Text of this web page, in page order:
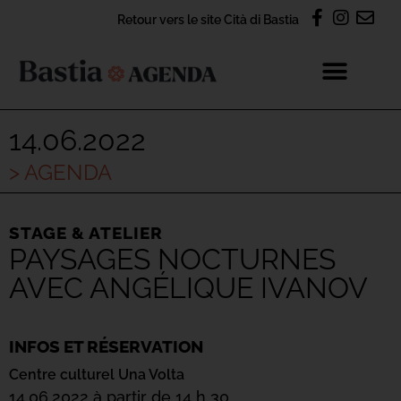
Retour vers le site Cità di Bastia
14.06.2022
> AGENDA
STAGE & ATELIER
PAYSAGES NOCTURNES
AVEC ANGÉLIQUE IVANOV
INFOS ET RÉSERVATION
Centre culturel Una Volta
14.06.2022 à partir de 14 h 30